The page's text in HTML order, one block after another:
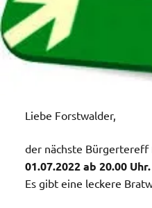
Liebe Forstwalder,
der nächste
01.07.2022 ab 20.00 Uhr.
Es gibt eine leckere